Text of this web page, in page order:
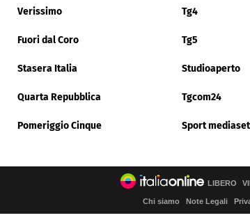
Verissimo Tg4
Fuori dal Coro Tg5
Stasera Italia Studioaperto
Quarta Repubblica Tgcom24
Pomeriggio Cinque Sport mediaset
LIBERO
Chi siamo Note Legali